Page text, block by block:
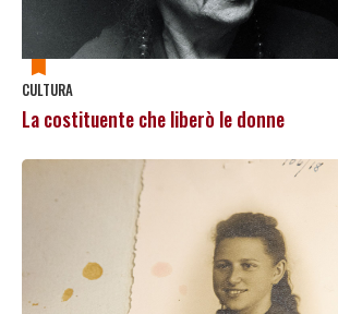
CULTURA
La costituente che liberò le donne